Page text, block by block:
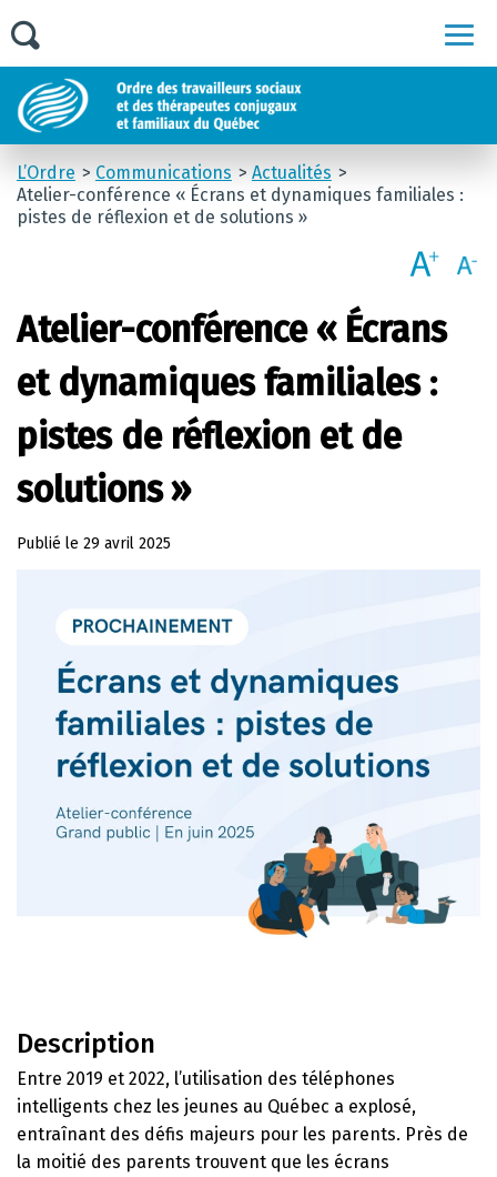
L’Ordre Communications
Actualités
Atelier-conférence « Écrans et dynamiques familiales :
pistes de réflexion et de solutions »
Atelier-conférence « Écrans
et dynamiques familiales :
pistes de réflexion et de
solutions »
Publié le 29 avril 2025
Description
Entre 2019 et 2022, l’utilisation des téléphones
intelligents chez les jeunes au Québec a explosé,
entraînant des défis majeurs pour les parents. Près de
la moitié des parents trouvent que les écrans